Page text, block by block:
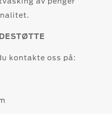
av penger
kontakte oss på: